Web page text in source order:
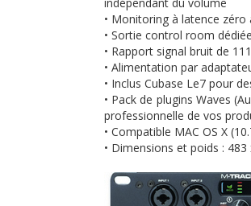
• Monitoring à latence
• Sortie control room
• Rapport signal bruit de
• Alimentation par
• Inclus Cubase Le7 pour
• Pack de plugins Waves
professionnelle de vos
• Compatible MAC OS X
• Dimensions et poids :